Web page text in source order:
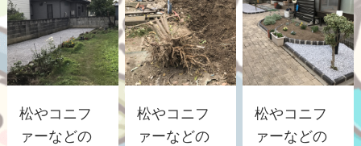
松やコニフ
ァーなどの
松やコニフ
ァーなどの
松やコニフ
ァーなどの